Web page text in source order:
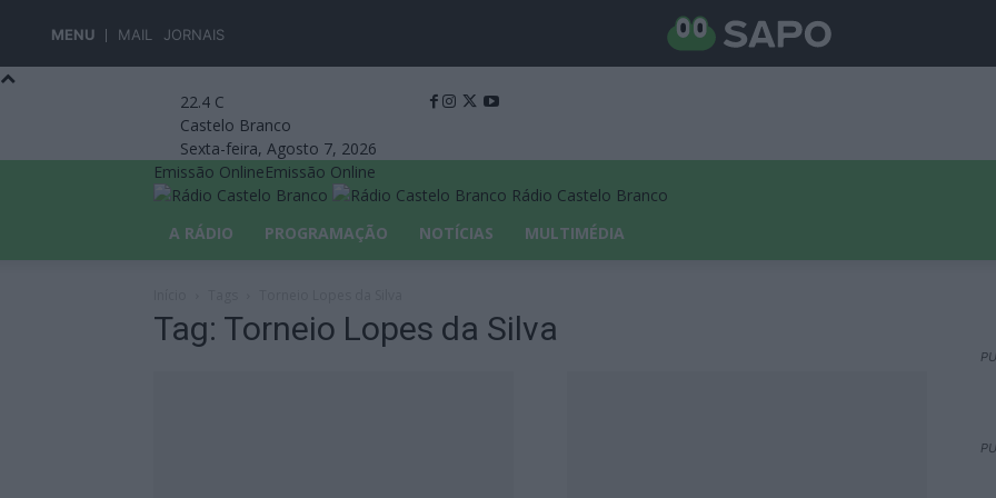
MENU MAIL JORNAIS
22.4 C
Castelo Branco
Sexta-feira, Agosto 7, 2026
Emissão OnlineEmissão Online
Rádio Castelo Branco
A RÁDIO
PROGRAMAÇÃO NOTÍCIAS MULTIMÉDIA
Tag: Torneio Lopes da Silva